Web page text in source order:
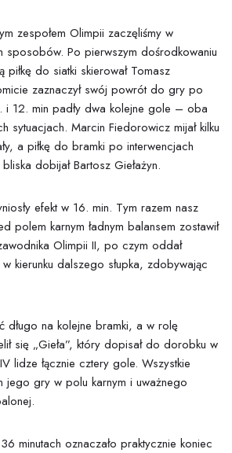
zespołem Olimpii zaczęliśmy w
sposobów. Po pierwszym dośrodkowaniu
piłkę do siatki skierował Tomasz
zaznaczył swój powrót do gry po
i 12. min padły dwa kolejne gole – oba
sytuacjach. Marcin Fiedorowicz mijał kilku
a piłkę do bramki po interwencjach
dobijał Bartosz Giełażyn.
efekt w 16. min. Tym razem nasz
polem karnym ładnym balansem zostawił
Olimpii II, po czym oddał
kierunku dalszego słupka, zdobywając
długo na kolejne bramki, a w rolę
się „Gieła”, który dopisał do dorobku w
lidze łącznie cztery gole. Wszystkie
jego gry w polu karnym i uważnego
minutach oznaczało praktycznie koniec